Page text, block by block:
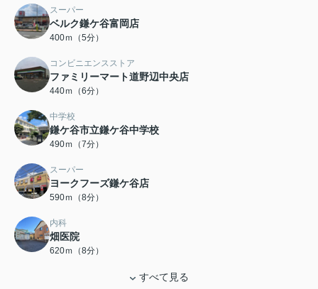
スーパー
ベルク鎌ケ谷富岡店
400ｍ（5分）
コンビニエンスストア
ファミリーマート道野辺中央店
440ｍ（6分）
中学校
鎌ケ谷市立鎌ケ谷中学校
490ｍ（7分）
スーパー
ヨークフーズ鎌ケ谷店
590ｍ（8分）
内科
畑医院
620ｍ（8分）
すべて見る